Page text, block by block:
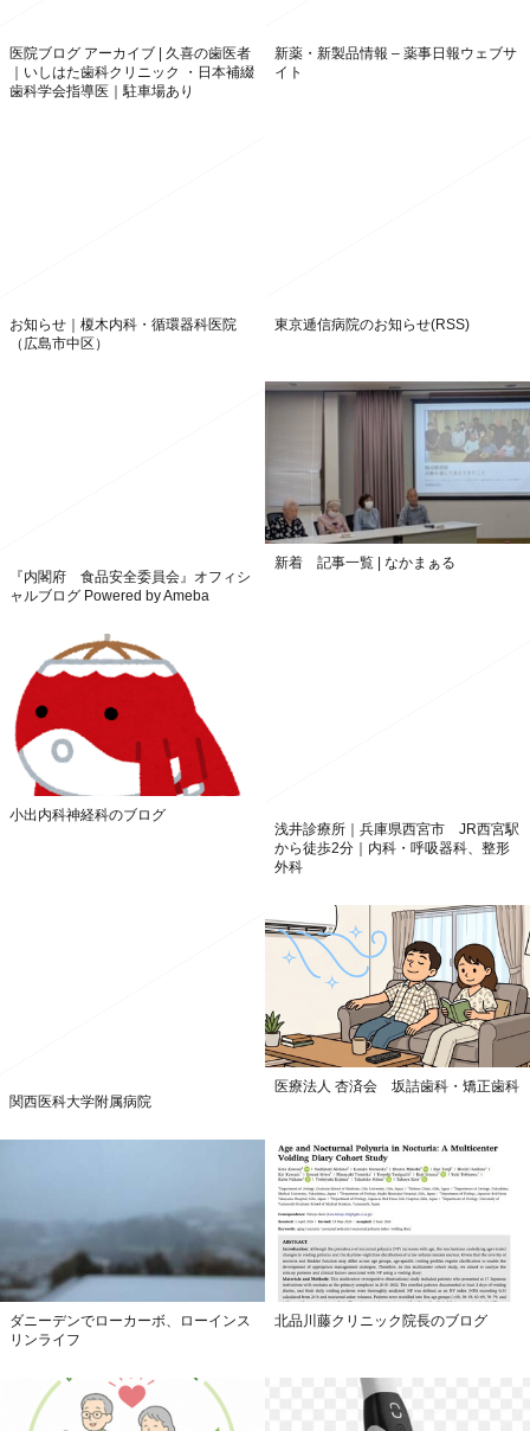
医院ブログ アーカイブ | 久喜の歯医者
｜いしはた歯科クリニック ・日本補綴
歯科学会指導医｜駐車場あり
新薬・新製品情報 – 薬事日報ウェブサ
イト
お知らせ｜榎木内科・循環器科医院
（広島市中区）
東京逓信病院のお知らせ(RSS)
『内閣府 食品安全委員会』オフィシ
ャルブログ Powered by Ameba
新着 記事一覧 | なかまぁる
小出内科神経科のブログ
浅井診療所｜兵庫県西宮市 JR西宮駅
から徒歩2分｜内科・呼吸器科、整形
外科
関西医科大学附属病院
医療法人 杏済会 坂詰歯科・矯正歯科
ダニーデンでローカーボ、ローインス
リンライフ
北品川藤クリニック院長のブログ